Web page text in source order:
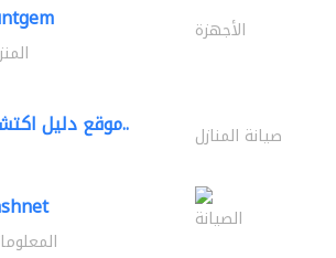
الأجهزة
موقع دليل اكتشف.. صيانة المنازل
الصيانة